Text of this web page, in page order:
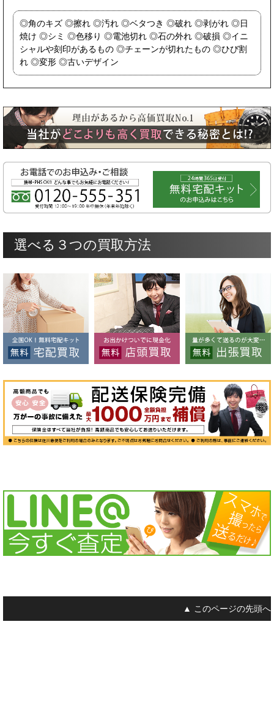
角のキズ 擦れ 汚れ ベタつき 破れ 剥がれ
日
焼け
シミ 色移り 電池切れ 石の外れ 破損
イニ
シャルや刻印があるもの
チェーンが切れたもの
ひび割
れ
変形 古いデザイン
選べる３つの買取方法
▲ このページの先頭へ